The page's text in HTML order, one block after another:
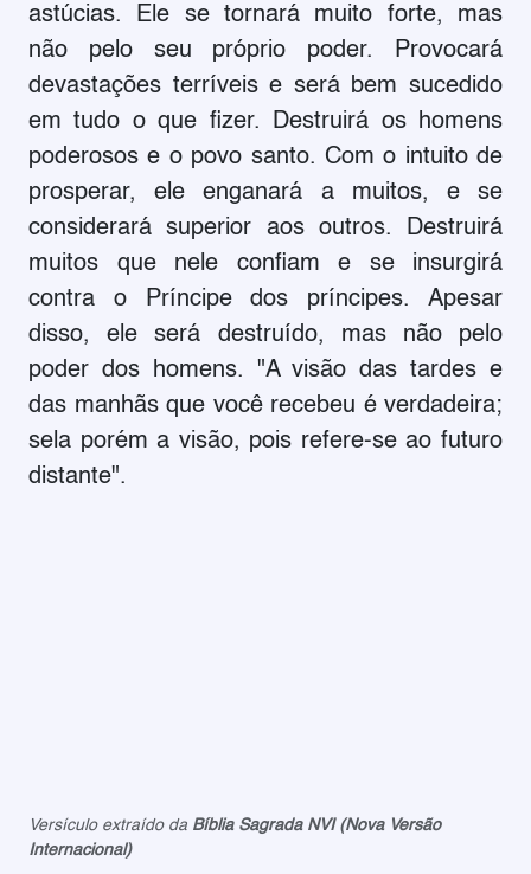
astúcias. Ele se tornará muito forte, mas
não pelo seu próprio poder. Provocará
devastações terríveis e será bem sucedido
em tudo o que fizer. Destruirá os homens
poderosos e o povo santo. Com o intuito de
prosperar, ele enganará a muitos, e se
considerará superior aos outros. Destruirá
muitos que nele confiam e se insurgirá
contra o Príncipe dos príncipes. Apesar
disso, ele será destruído, mas não pelo
poder dos homens. "A visão das tardes e
das manhãs que você recebeu é verdadeira;
sela porém a visão, pois refere-se ao futuro
distante".
Versículo extraído da Bíblia Sagrada NVI (Nova Versão
Internacional)